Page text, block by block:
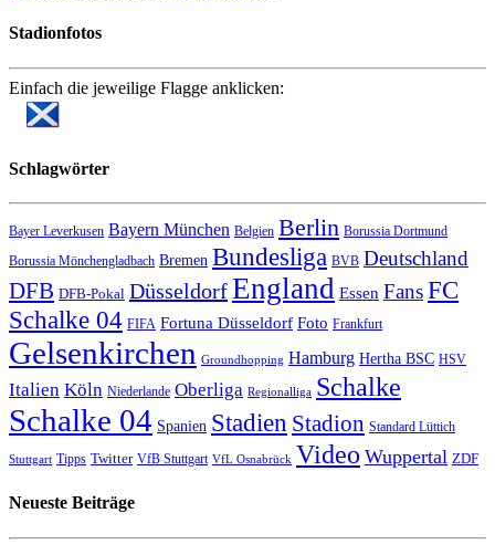
Stadionfotos
Einfach die jeweilige Flagge anklicken:
Schlagwörter
Bayer Leverkusen Bayern München Belgien Berlin Borussia Dortmund
Borussia Mönchengladbach Bremen Bundesliga BVB Deutschland
DFB DFB-Pokal DüsseldorfEngland Essen FansFC
Schalke 04 FIFA Fortuna Düsseldorf Foto Frankfurt
Gelsenkirchen Groundhopping Hamburg Hertha BSC HSV
Italien Köln Niederlande Oberliga Regionalliga Schalke
Schalke 04 Spanien Stadien Stadion Standard Lüttich
Stuttgart Tipps Twitter VfB Stuttgart VfL Osnabrück Video Wuppertal ZDF
Neueste Beiträge